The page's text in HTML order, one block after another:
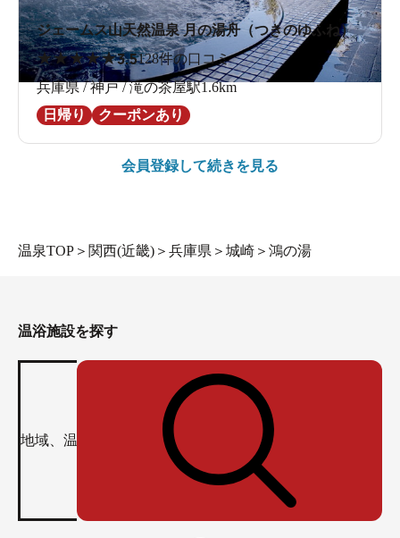
ジェームス山天然温泉 月の湯舟（つきのゆふね）
★★★★★3.5128件の口コミ
兵庫県 / 神戸 / 滝の茶屋駅1.6km
日帰り
クーポンあり
会員登録して続きを見る
温泉TOP ＞ 関西(近畿) ＞ 兵庫県 ＞ 城崎 ＞ 鴻の湯
温浴施設を探す